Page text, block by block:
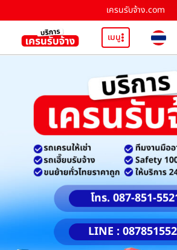
เครนรับจ้าง.com
เมนู
โทร. 087-851-
LINE :